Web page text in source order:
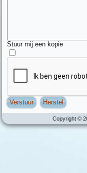
Stuur mij een kopie
Verstuur Herstel
Copyright ©